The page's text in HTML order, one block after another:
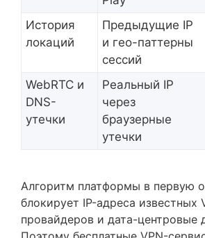
История
локаций
Предыдущие IP
и гео-паттерны
сессий
WebRTC и
DNS-
утечки
Реальный IP
через
браузерные
утечки
Алгоритм платформы в первую
блокирует IP-адреса известных
провайдеров и дата-центровые